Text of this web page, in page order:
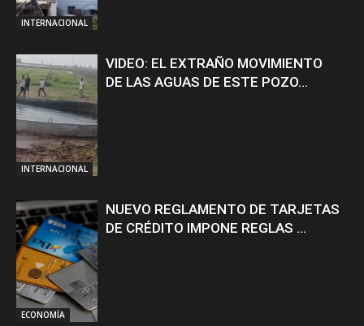
INTERNACIONAL
INTERNACIONAL
VIDEO: EL EXTRAÑO MOVIMIENTO
DE LAS AGUAS DE ESTE POZO...
ECONOMÍA
NUEVO REGLAMENTO DE TARJETAS
DE CRÉDITO IMPONE REGLAS ...